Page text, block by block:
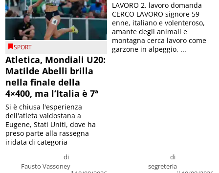
SPORT
Atletica, Mondiali U20:
Matilde Abelli brilla
nella finale della
4×400, ma l’Italia è 7ª
di
Fausto Vassoney
Si è chiusa l'esperienza
dell'atleta valdostana a
Eugene, Stati Uniti, dove ha
preso parte alla rassegna
iridata di categoria
di
segreteria
LAVORO 2. lavoro domanda
CERCO LAVORO signore 59
enne, italiano e volenteroso,
amante degli animali e
montagna cerca lavoro come
garzone in alpeggio, ...